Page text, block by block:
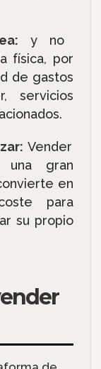
y no
física, por
de gastos
servicios
Vender
una gran
en
para
su propio